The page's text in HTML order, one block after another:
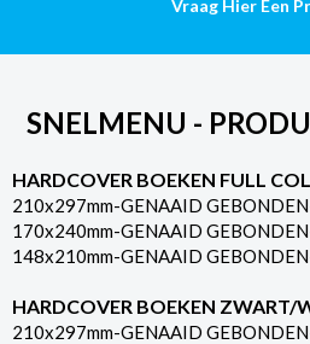
Vraag Hier Een
SNELMENU -
HARDCOVER BOEKEN FULL
210x297mm-GENAAID
170x240mm-GENAAID
148x210mm-GENAAID
HARDCOVER BOEKEN ZWART/
210x297mm-GENAAID